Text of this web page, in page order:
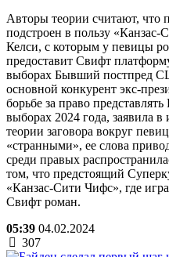
Авторы теории считают, что
подстроен в пользу «Канзас-
Келси, с которым у певицы
предоставит Свифт
выборах Бывший
основной конкурент экс-
борьбе за право
выборах 2024 года, заявила
теории заговора вокруг
«странными», ее слова
среди правых
том, что предстоящий
«Канзас-Сити Чифс», где
Свифт роман.
05:39 04.02.2024
307